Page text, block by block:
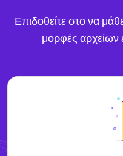
Επιδοθείτε στο να
μορφές αρχείων